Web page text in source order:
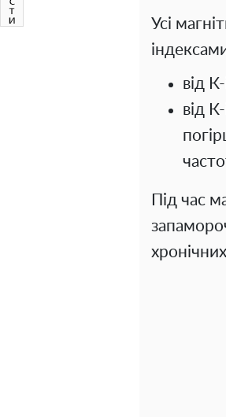
Усі
від
від
Під час